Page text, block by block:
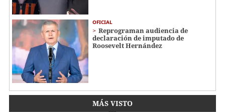
OFICIAL
Reprograman audiencia de
declaración de imputado de
Roosevelt Hernández
MÁS VISTO